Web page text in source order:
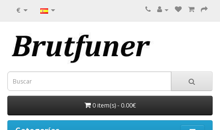
€
0 item(s) - 0.00€